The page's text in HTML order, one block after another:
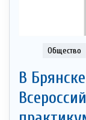
Общество
В